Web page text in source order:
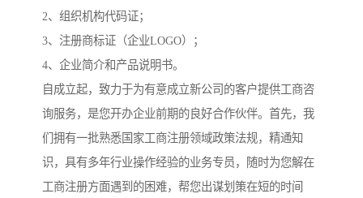
2、组织机构代码证；
3、注册商标证（企业LOGO）；
4、企业简介和产品说明书。
自成立起，致力于为有意成立新公司的客户提供工商咨
询服务，是您开办企业前期的良好合作伙伴。首先，我
们拥有一批熟悉国家工商注册领域政策法规，精通知
识，具有多年行业操作经验的业务专员，随时为您解在
工商注册方面遇到的困难，帮您出谋划策在短的时间